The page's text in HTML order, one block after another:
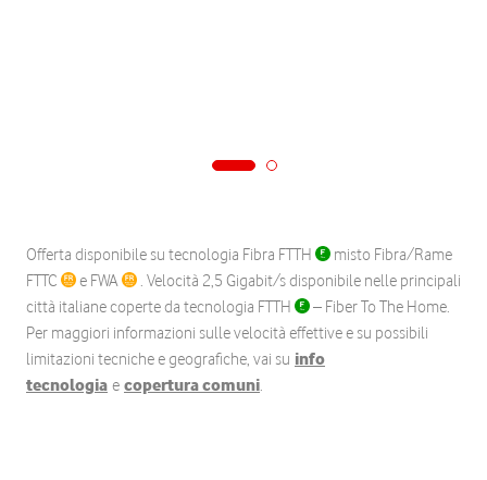
Offerta disponibile su tecnologia Fibra FTTH
misto Fibra/Rame
FTTC
e FWA
. Velocità 2,5 Gigabit/s disponibile nelle principali
città italiane coperte da tecnologia FTTH
– Fiber To The Home.
Per maggiori informazioni sulle velocità effettive e su possibili
limitazioni tecniche e geografiche, vai su info
tecnologia e copertura comuni.